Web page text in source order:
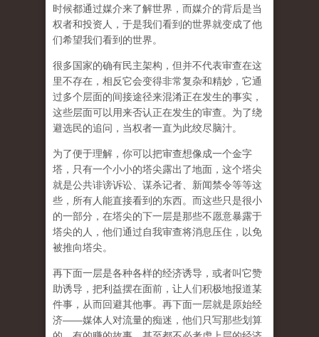
时候都通过媒介来了解世界，而媒介的背后是当
权者和投资人，于是我们看到的世界就变成了他
们希望我们看到的世界。
很多国家的确有民主架构，但并不代表审查在这
里不存在，相反它会变得非常复杂和精妙，它通
过多个层面的间接途径来混淆正在发生的事实，
这些层面可以用来否认正在发生的审查。为了绕
避选民的追问，当权者一直为此绞尽脑汁。
为了便于理解，你可以把审查想像成一个金字
塔，只有一个小小的塔尖露出了地面，这个塔尖
就是公共诽谤诉讼、谋杀记者、新闻禁令等等这
些，所有人能直接看到的东西。而这些只是很小
的一部分，在塔尖的下一层是那些不愿意暴露于
塔尖的人，他们通过自我审查将消息压住，以免
被推向塔尖。
再下面一层是各种各样的经济诱导，或者叫它赞
助诱导，把利益摆在面前，让人们积极地报道某
件事，从而回避其他事。再下面一层就是原始经
济——媒体人对流量的痴迷，他们只写那些划算